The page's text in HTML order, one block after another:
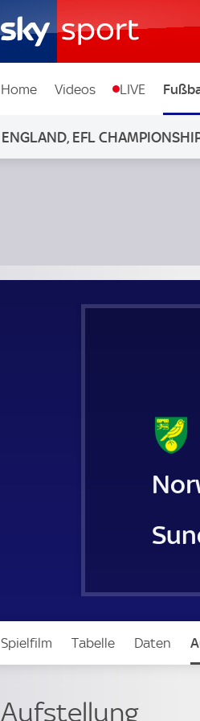
Home Videos LIVE
ENGLAND, EFL
Spielfilm Tabelle Daten
Aufstellung